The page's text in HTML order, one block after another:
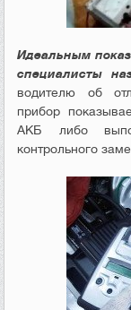
Идеальным
специалисты
водителю об
прибор
АКБ либо
контрольного